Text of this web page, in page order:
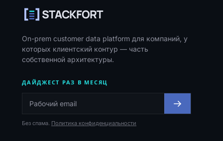
STACKFORT
On-prem customer data platform для компаний, у
которых клиентский контур — часть
собственной архитектуры.
ДАЙДЖЕСТ РАЗ В МЕСЯЦ
Без спама. Политика конфиденциальности